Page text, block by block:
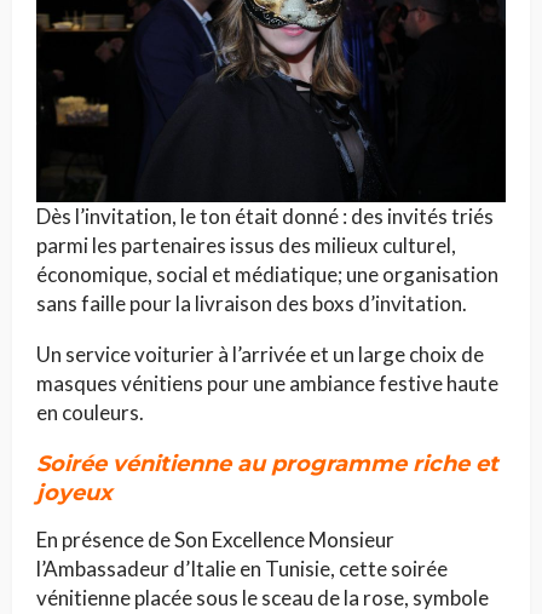
Dès l’invitation, le ton était donné : des invités triés
parmi les partenaires issus des milieux culturel,
économique, social et médiatique; une organisation
sans faille pour la livraison des boxs d’invitation.
Un service voiturier à l’arrivée et un large choix de
masques vénitiens pour une ambiance festive haute
en couleurs.
Soirée vénitienne au programme riche et
joyeux
En présence de Son Excellence Monsieur
l’Ambassadeur d’Italie en Tunisie, cette soirée
vénitienne placée sous le sceau de la rose, symbole